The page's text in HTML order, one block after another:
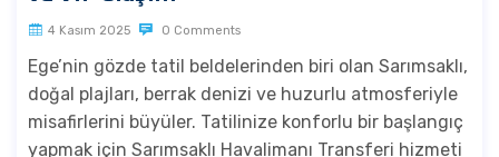
4 Kasım 2025 0 Comments
Ege’nin gözde tatil beldelerinden biri olan Sarımsaklı,
doğal plajları, berrak denizi ve huzurlu atmosferiyle
misafirlerini büyüler. Tatilinize konforlu bir başlangıç
yapmak için Sarımsaklı Havalimanı Transferi hizmeti